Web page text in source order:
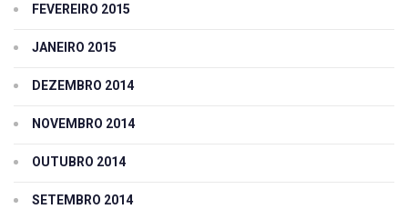
FEVEREIRO 2015
JANEIRO 2015
DEZEMBRO 2014
NOVEMBRO 2014
OUTUBRO 2014
SETEMBRO 2014